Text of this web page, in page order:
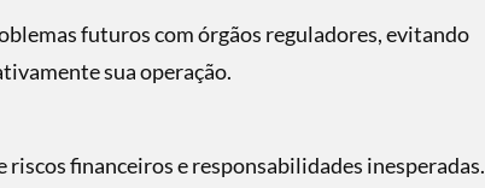
futuros com órgãos reguladores, evitando
sua operação.
financeiros e responsabilidades inesperadas.